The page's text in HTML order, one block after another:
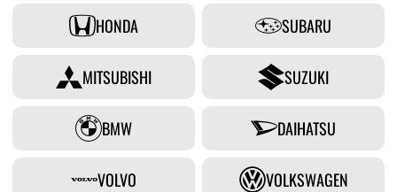
HONDA SUBARU
MITSUBISHI SUZUKI
BMW DAIHATSU
VOLVO VOLKSWAGEN